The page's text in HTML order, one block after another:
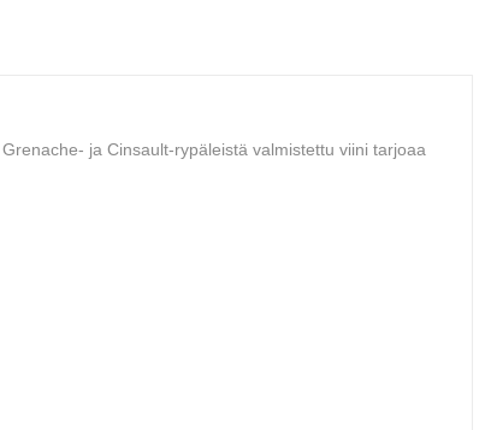
ja Cinsault-rypäleistä valmistettu viini tarjoaa